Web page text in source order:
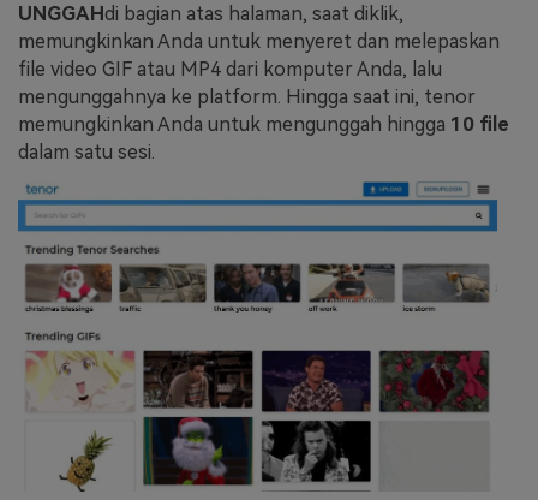
UNGGAHdi bagian atas halaman, saat diklik,
memungkinkan Anda untuk menyeret dan melepaskan
file video GIF atau MP4 dari komputer Anda, lalu
mengunggahnya ke platform. Hingga saat ini, tenor
memungkinkan Anda untuk mengunggah hingga 10 file
dalam satu sesi.